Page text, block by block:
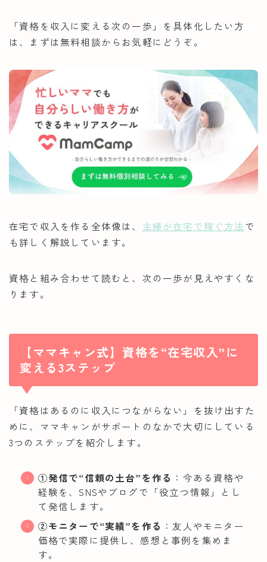
「資格を収入に変える次の一歩」を具体化したい方
は、まずは無料相談からお気軽にどうぞ。
在宅で収入を作る全体像は、 主婦が在宅で稼ぐ方法で
も詳しく解説しています。
資格と組み合わせて読むと、次の一歩が見えやすくな
ります。
【ママキャン式】資格を“在宅収入”に
変える3ステップ
「資格はあるのに収入につながらない」を抜け出すた
めに、ママキャンがサポートのなかで大切にしている
3つのステップを紹介します。
①発信で“信頼の土台”を作る ：今ある資格や
経験を、SNSやブログで「役立つ情報」とし
て発信します。
②モニターで“実績”を作る ：友人やモニター
価格で実際に提供し、感想と事例を集めま
す。